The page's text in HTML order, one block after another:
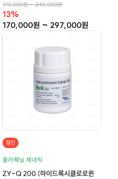
170,000원 ~ 340,000원
13%
170,000원 ~ 297,000원
할인
플라퀘닐 제네릭
ZY-Q 200 (하이드록시클로로퀸